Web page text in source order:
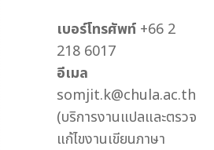
เบอร์โทรศัพท์ +66 2
218 6017
อีเมล
somjit.k@chula.ac.th
(บริการงานแปลและตรวจ
แก้ไขงานเขียนภาษา